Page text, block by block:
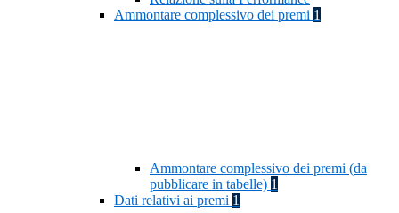
Ammontare complessivo dei premi 1
Ammontare complessivo dei premi (da
pubblicare in tabelle) 1
Dati relativi ai premi 1